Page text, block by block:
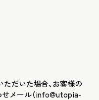
だいた場合、お客様の
せメール（info@utopia-